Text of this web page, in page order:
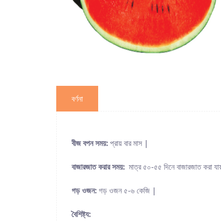
বর্ণনা
বীজ বপন সময়:প্রায় বার মাস |
বাজারজাত করার সময়: মাত্র ৫০-৫৫ দিনে বাজারজাত করা
গড় ওজন:গড় ওজন ৫-৬ কেজি |
বৈশিষ্ট্য: